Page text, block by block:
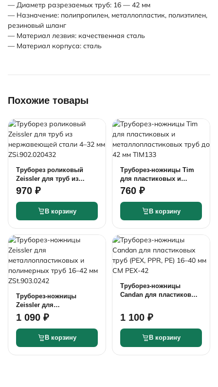
— Диаметр разрезаемых труб: 16 — 42 мм
— Назначение: полипропилен, металлопластик, полиэтилен,
резиновый шланг
— Материал лезвия: качественная сталь
— Материал корпуса: сталь
Похожие товары
Труборез роликовый
Zeissler для труб из
нержавеющей стали 4–32
мм ZSi.902.020432
970 ₽
В корзину
Труборез-ножницы Tim
для пластиковых и
металлопластиковых
труб до 42 мм TIM133
760 ₽
В корзину
Труборез-ножницы
Zeissler для
металлопластиковых и
полимерных труб 16–42
мм ZSt.903.0242
1 090 ₽
В корзину
Труборез-ножницы
Candan для пластиковых
мм CM PEX-42
1 100 ₽
В корзину